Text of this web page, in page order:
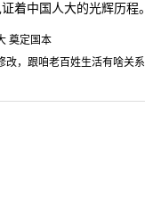
着中国人大的光辉历程
奠定国本
改，跟咱老百姓生活有啥关